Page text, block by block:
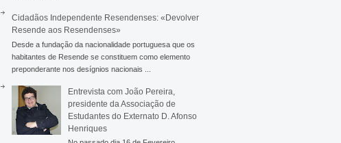
Cidadãos Independente Resendenses: «Devolver
Resende aos Resendenses»
Desde a fundação da nacionalidade portuguesa que os
habitantes de Resende se constituem como elemento
preponderante nos desígnios nacionais ...
Entrevista com João Pereira,
presidente da Associação de
Estudantes do Externato D. Afonso
Henriques